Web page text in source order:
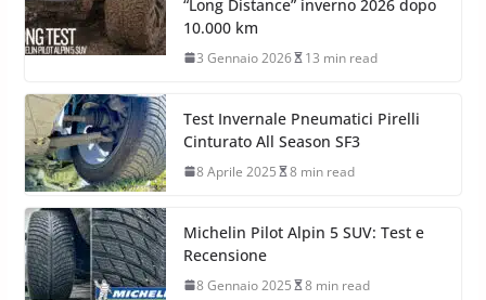
“Long Distance” inverno 2026 dopo
10.000 km
3 Gennaio 2026 13 min read
Test Invernale Pneumatici Pirelli
Cinturato All Season SF3
8 Aprile 2025 8 min read
Michelin Pilot Alpin 5 SUV: Test e
Recensione
8 Gennaio 2025 8 min read